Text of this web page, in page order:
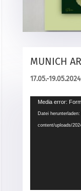
MUNICH
17.05.-19.05.2024
Video-
Player
Media error:
Datei
content/uploads/